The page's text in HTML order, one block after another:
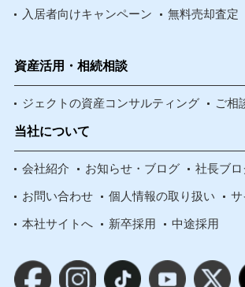
入居者向けキャンペーン 無料売却査定
資産活用・相続相談
ジェクトの資産コンサルティング ご相
当社について
会社紹介 お知らせ・ブログ 社長ブロ
お問い合わせ 個人情報の取り扱い サ
本社サイトへ 新卒採用 中途採用